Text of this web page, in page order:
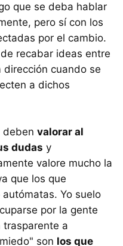
que se deba hablar
pero sí con los
por el cambio.
recabar ideas entre
dirección cuando se
a dichos
deben valorar al
dudas y
valore mucho la
que los que
Yo suelo
por la gente
trasparente a
son los que